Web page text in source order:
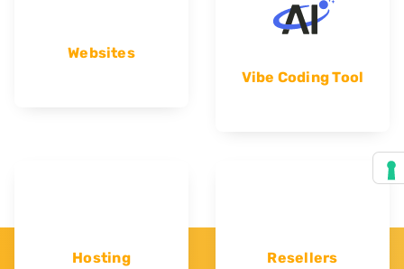
Websites
Vibe Coding Tool
Hosting Resellers